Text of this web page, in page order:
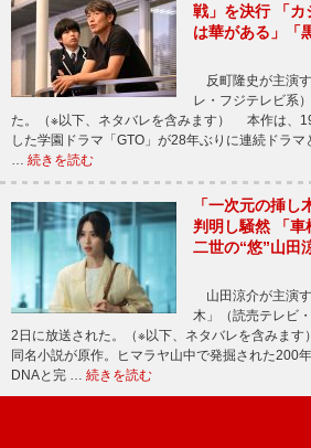
戦」を決行 「カ
は華がある」「
反町隆史が主演
レ・フジテレビ系
た。（※以下、ネタバレを含みます） 本作は、
した学園ドラマ「GTO」が28年ぶりに連続ドラ
… 続きを読む
「一次元の挿し
判明し騒然 「
二世の“悠”山田
山田涼介が主演
木」（読売テレビ
2日に放送された。（※以下、ネタバレを含みま
同名小説が原作。ヒマラヤ山中で発掘された200
DNAと完 … 続きを読む